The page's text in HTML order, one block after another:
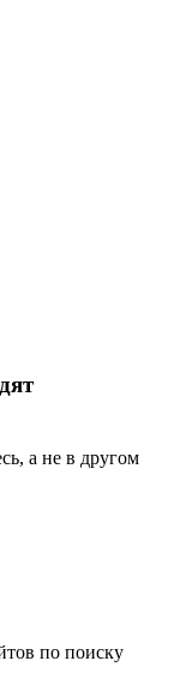
а не в другом
по поиску